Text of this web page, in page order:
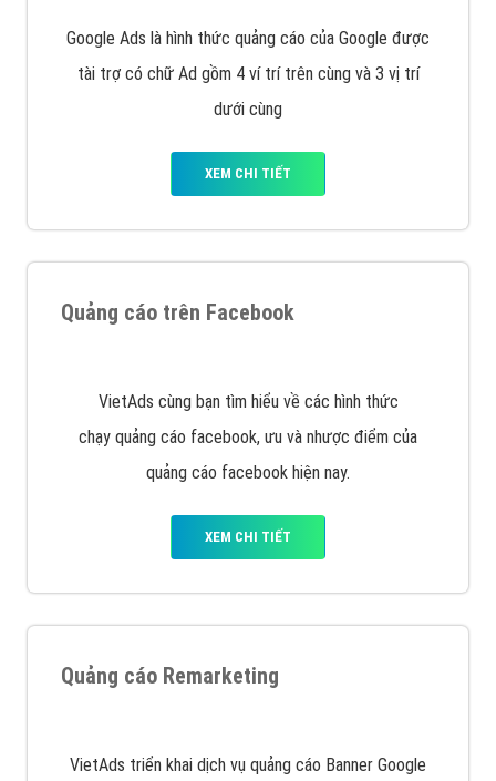
Google Ads là hình thức quảng cáo của Google được
tài trợ có chữ Ad gồm 4 ví trí trên cùng và 3 vị trí
dưới cùng
XEM CHI TIẾT
Quảng cáo trên Facebook
VietAds cùng bạn tìm hiểu về các hình thức
chạy quảng cáo facebook, ưu và nhược điểm của
quảng cáo facebook hiện nay.
XEM CHI TIẾT
Quảng cáo Remarketing
VietAds triển khai dịch vụ quảng cáo Banner Google